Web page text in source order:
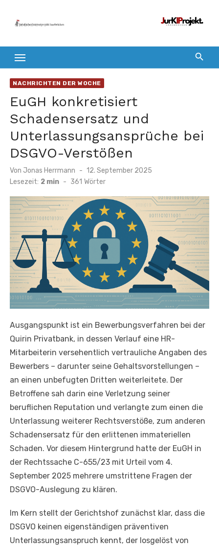
Inhalt
NACHRICHTEN DER WOCHE
EuGH konkretisiert
Schadensersatz und
Unterlassungsansprüche bei
DSGVO-Verstößen
Von Jonas Herrmann
Veröffentlicht
am
12. September 2025
Lesezeit: 2 min - 361 Wörter
Ausgangspunkt ist ein Bewerbungsverfahren bei der
Quirin Privatbank, in dessen Verlauf eine HR-
Mitarbeiterin versehentlich vertrauliche Angaben des
Bewerbers – darunter seine Gehaltsvorstellungen –
an einen unbefugten Dritten weiterleitete. Der
Betroffene sah darin eine Verletzung seiner
beruflichen Reputation und verlangte zum einen die
Unterlassung weiterer Rechtsverstöße, zum anderen
Schadensersatz für den erlittenen immateriellen
Schaden. Vor diesem Hintergrund hatte der EuGH in
der Rechtssache C-655/23 mit Urteil vom 4.
September 2025 mehrere umstrittene Fragen der
DSGVO-Auslegung zu klären.
Im Kern stellt der Gerichtshof zunächst klar, dass die
DSGVO keinen eigenständigen präventiven
Unterlassungsanspruch kennt, der losgelöst von